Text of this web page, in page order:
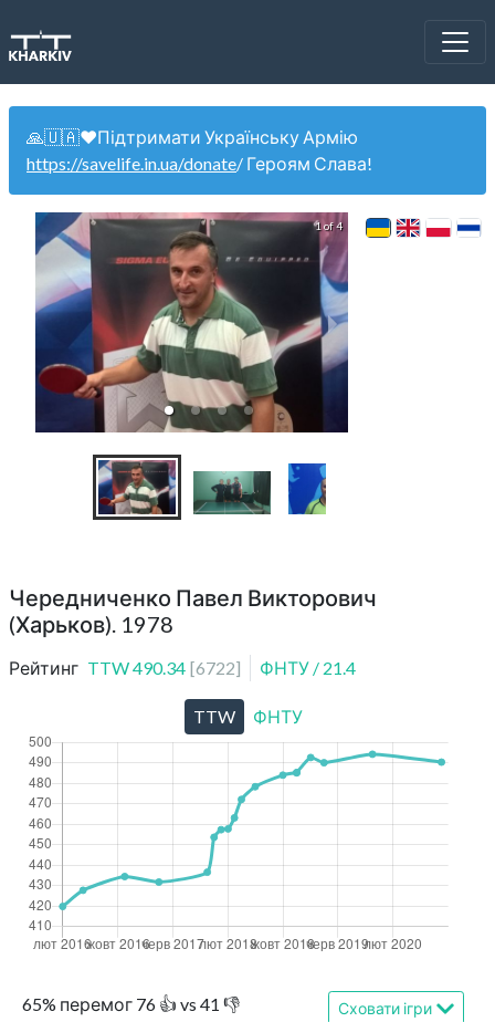
🙏🇺🇦❤️Підтримати Українську Армію
https://savelife.in.ua/donate/ Героям Слава!
1 of 4
Чередниченко Павел Викторович
(Харьков). 1978
Рейтинг TTW490.34 [6722] ФНТУ / 21.4
65% перемог 76 👍 vs 41 👎 Сховати ігри
TTW ФНТУ